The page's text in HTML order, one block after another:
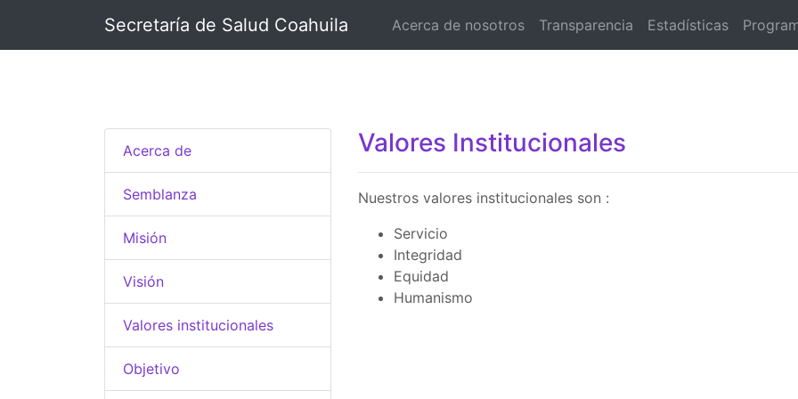
Secretaría de Salud Coahuila Acerca de nosotros Transparencia Estadísticas
Acerca de
Semblanza
Misión
Visión
Valores institucionales
Objetivo
Valores Institucionales
Nuestros valores institucionales son :
Servicio
Integridad
Equidad
Humanismo